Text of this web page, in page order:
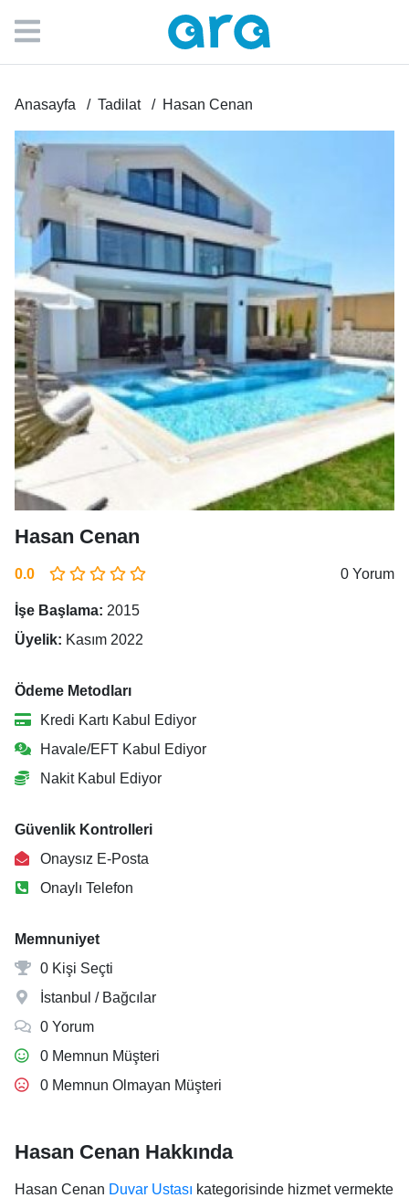
Anasayfa Tadilat Hasan Cenan
Hasan Cenan
0.0 0 Yorum
İşe Başlama: 2015
Üyelik: Kasım 2022
Ödeme Metodları
Kredi Kartı Kabul Ediyor
Havale/EFT Kabul Ediyor
Nakit Kabul Ediyor
Güvenlik Kontrolleri
Onaysız E-Posta
Onaylı Telefon
Memnuniyet
0 Kişi Seçti
İstanbul / Bağcılar
0 Yorum
0 Memnun Müşteri
0 Memnun Olmayan Müşteri
Hasan Cenan Hakkında
Hasan Cenan Duvar Ustası kategorisinde hizmet vermekte